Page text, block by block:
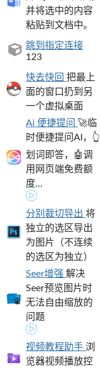
并将选中的内容
粘贴到文档中。
跳到指定连接
123
快去快回 把最上
面的窗口扔到另
一个虚拟桌面
Ai 便捷提问 🚀临
时便捷提问AI，👆
划词即答，🤖调
用网页端免费额
度...
分别裁切导出 将
独立的选区导出
为图片（不连续
的选区为独立）
Seer增强 解决
Seer预览图片时
无法自由缩放的
问题
视频教程助手 浏
览器视频播放控